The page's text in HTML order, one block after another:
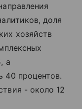
доля
хозяйств
а
40 процентов.
- около 12